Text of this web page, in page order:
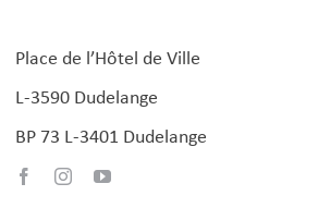
Place de l’Hôtel de Ville
L-3590 Dudelange
BP 73 L-3401 Dudelange